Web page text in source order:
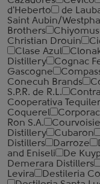
d'Heberto
de
Saint Aubin/
Brothers
Christian Drouin
Clase Azul
Distillery
Cognac
Gascogne
Conecuh Brands
S.P.R. de R.L.
Cooperativa
Coquerel
Ron S.A.
Distillery
Cubaron
Distillers
Darroze
and Eniseli
De
Demerara Distillers
Levira
Destileria